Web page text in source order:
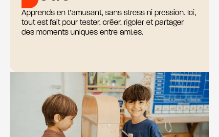
Apprends en t’amusant, sans stress ni pression. Ici,
tout est fait pour tester, créer, rigoler et partager
des moments uniques entre ami.es.